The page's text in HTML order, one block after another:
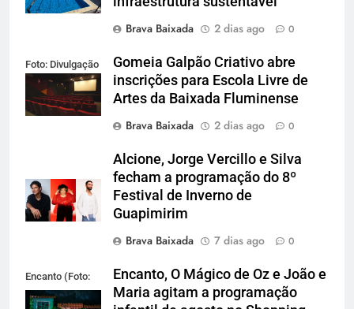
Brava Baixada
2 dias ago 0
Foto: Divulgação
Gomeia Galpão Criativo abre
inscrições para Escola Livre de
Artes da Baixada Fluminense
Brava Baixada
2 dias ago 0
Alcione, Jorge Vercillo e Silva
fecham a programação do 8º
Festival de Inverno de
Guapimirim
Brava Baixada
7 dias ago 0
Encanto (Foto:
Divulgação)
Encanto, O Mágico de Oz e João e
Maria agitam a programação